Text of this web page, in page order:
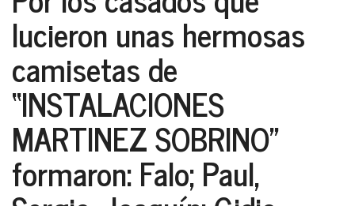
lucieron unas hermosas
camisetas de
“INSTALACIONES
MARTINEZ SOBRINO”
formaron: Falo; Paul,